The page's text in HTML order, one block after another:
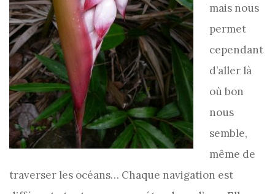
mais nous
permet
cependant
d’aller là
où bon
nous
semble,
même de
traverser les océans… Chaque navigation est